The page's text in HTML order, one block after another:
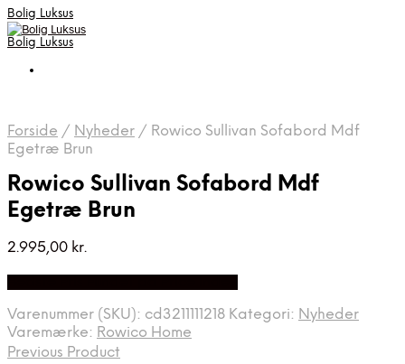
Bolig Luksus
Bolig Luksus
Forside / Nyheder / Rowico Sullivan Sofabord Mdf
Egetræ Brun
Rowico Sullivan Sofabord Mdf
Egetræ Brun
2.995,00 kr.
Varenummer (SKU): cd3211111218 Kategori: Nyheder
Varemærke: Rowico Home
Previous Product